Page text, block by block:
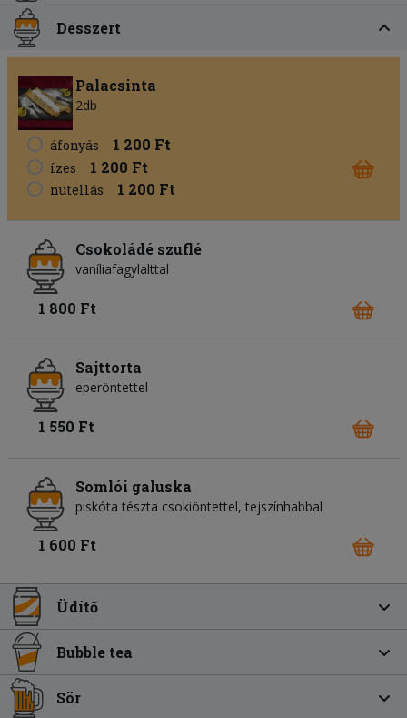
Desszert
Palacsinta
2db
áfonyás 1 200 Ft
ízes 1 200 Ft
nutellás 1 200 Ft
Csokoládé szuflé
vaníliafagylalttal
1 800 Ft
Sajttorta
eperöntettel
1 550 Ft
Somlói galuska
piskóta tészta csokiöntettel, tejszínhabbal
1 600 Ft
Üdítő
Bubble tea
Sör